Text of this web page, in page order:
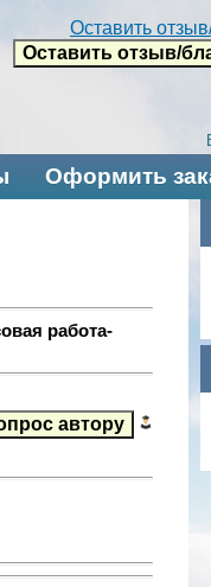
Оставить
Оформить
работа-